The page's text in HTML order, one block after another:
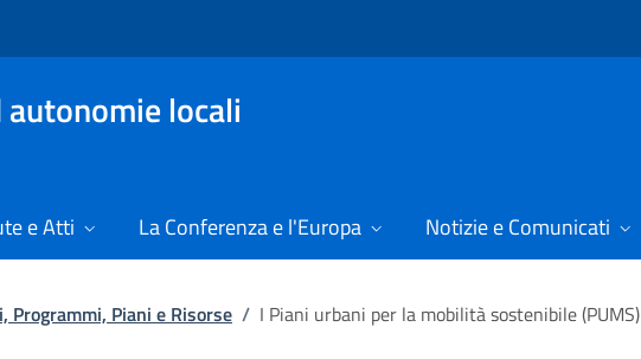
locali
e Atti La Conferenza e l'Europa Notizie e Comunicati
Programmi, Piani e Risorse / I Piani urbani per la mobilità sostenibile (PUMS)